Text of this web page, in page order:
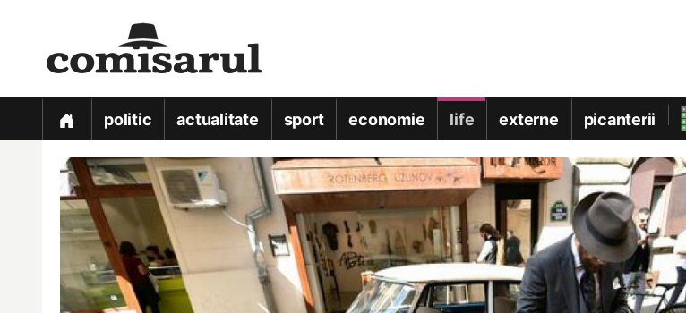
politic actualitate sport economie life externe picanterii